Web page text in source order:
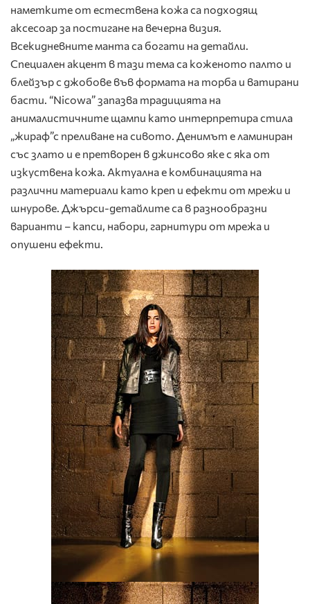
наметките от естествена кожа са подходящ
аксесоар за постигане на вечерна визия.
Всекидневните манта са богати на детайли.
Специален акцент в тази тема са коженото палто и
блейзър с джобове във формата на торба и ватирани
басти. “Nicowa” запазва традицията на
анималистичните щампи като интерпретира стила
„жираф”с преливане на сивото. Денимът е ламиниран
със злато и е претворен в джинсово яке с яка от
изкуствена кожа. Актуална е комбинацията на
различни материали като креп и ефекти от мрежи и
шнурове. Джърси-детайлите са в разнообразни
варианти – капси, набори, гарнитури от мрежа и
опушени ефекти.